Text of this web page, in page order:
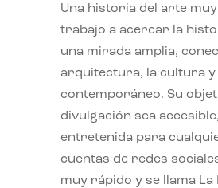
Una historia del arte
trabajo a acercar la
una mirada amplia,
arquitectura, la cultura y
contemporáneo. Su
divulgación sea
entretenida para
cuentas de redes
muy rápido y se llama La